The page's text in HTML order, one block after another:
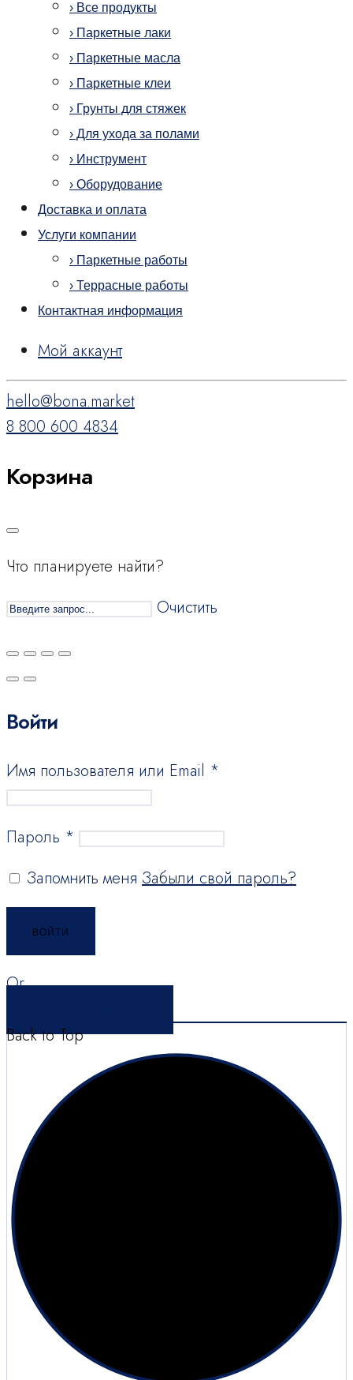
› Все продукты
› Паркетные лаки
› Паркетные масла
› Паркетные клеи
› Грунты для стяжек
› Для ухода за полами
› Инструмент
› Оборудование
Доставка и оплата
Услуги компании
› Паркетные работы
› Террасные работы
Контактная информация
Мой аккаунт
hello@bona.market
8 800 600 4834
Корзина
Что планируете найти?
Очистить
Войти
Имя пользователя или Email *
Пароль *
Запомнить меня Забыли свой пароль?
ВОЙТИ
Or
Back to Top